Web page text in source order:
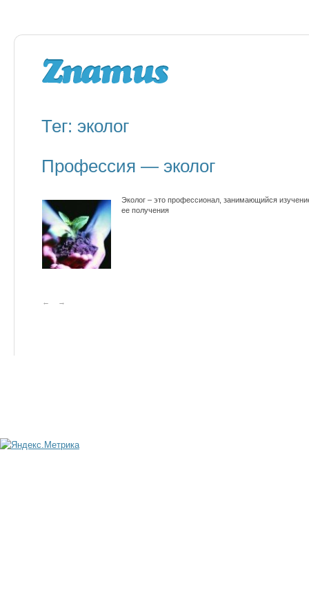
Тег: эколог
Профессия — эколог
Эколог – это профессионал, занимающийся
ее получения
← →